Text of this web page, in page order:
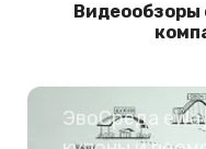
Видеообзоры
ЭвоСреда